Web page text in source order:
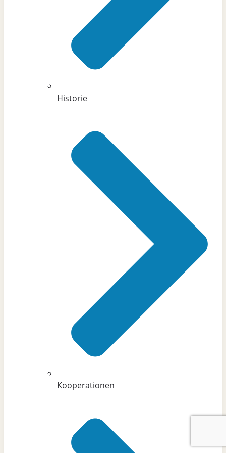
Historie
Kooperationen